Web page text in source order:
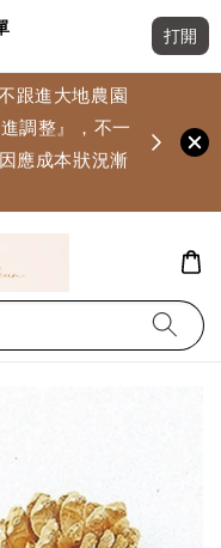
打開
跟進大地農園
調整』，不一
應成本狀況漸